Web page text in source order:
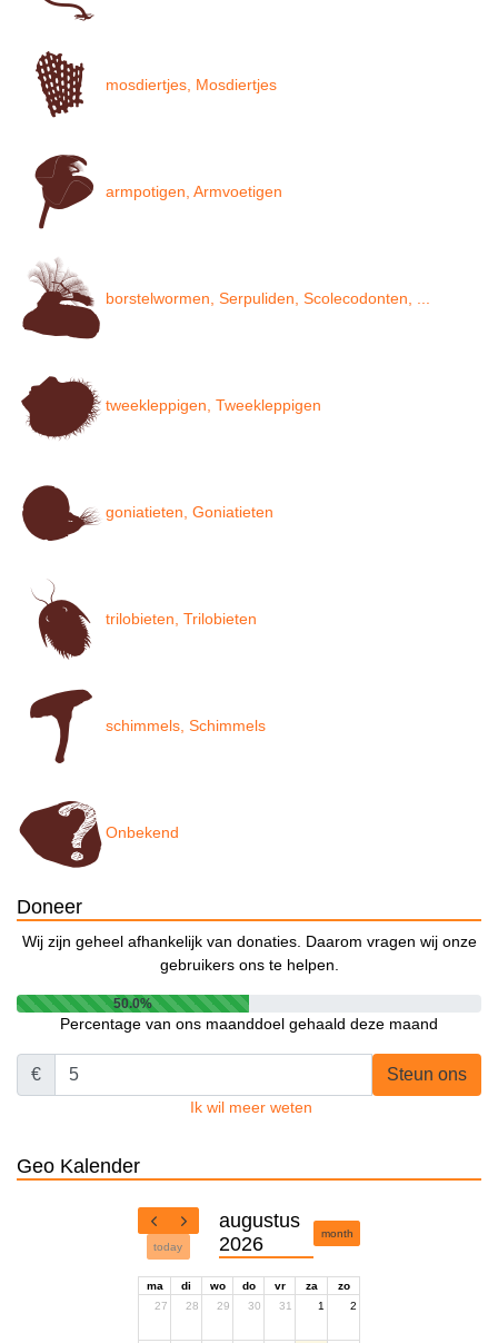
mosdiertjes, Mosdiertjes
armpotigen, Armvoetigen
borstelwormen, Serpuliden, Scolecodonten, ...
tweekleppigen, Tweekleppigen
goniatieten, Goniatieten
trilobieten, Trilobieten
schimmels, Schimmels
Onbekend
Doneer
Wij zijn geheel afhankelijk van donaties. Daarom vragen wij onze
gebruikers ons te helpen.
50.0%
Percentage van ons maanddoel gehaald deze maand
€ Steun ons
Ik wil meer weten
Geo Kalender
today
augustus
2026
month
ma di wo do vr za
zo
27
28 29 30 31 1 2